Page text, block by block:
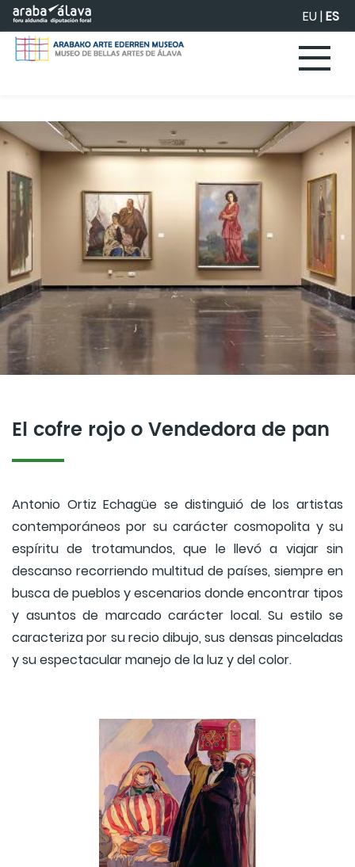
Saltar al contenido principal EU|ES
El cofre rojo o Vendedora de pan
Antonio Ortiz Echagüe se distinguió de los artistas
contemporáneos por su carácter cosmopolita y su
espíritu de trotamundos, que le llevó a viajar sin
descanso recorriendo multitud de países, siempre en
busca de pueblos y escenarios donde encontrar tipos
y asuntos de marcado carácter local. Su estilo se
caracteriza por su recio dibujo, sus densas pinceladas
y su espectacular manejo de la luz y del color.